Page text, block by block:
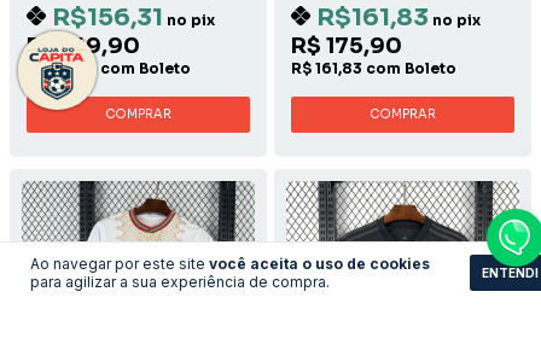
Ao navegar por este site você aceita o uso de cookies
para agilizar a sua experiência de compra.
ENTENDI
R$156,31 no pix
R$ 169,90
R$ 156,31 com Boleto
COMPRAR
R$161,83 no pix
R$ 175,90
R$ 161,83 com Boleto
COMPRAR